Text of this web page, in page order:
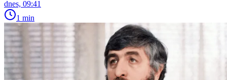
dnes, 09:41
1 min